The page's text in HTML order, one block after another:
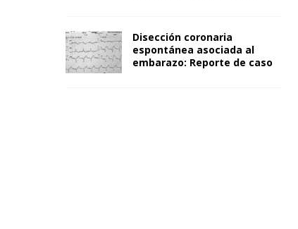
Disección coronaria
espontánea asociada al
embarazo: Reporte de caso